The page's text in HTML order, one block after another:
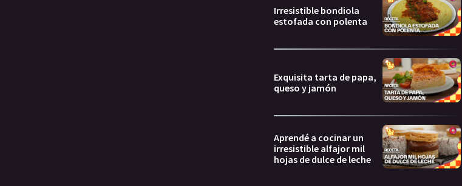
Irresistible bondiola
estofada con polenta
Exquisita tarta de papa,
queso y jamón
Aprendé a cocinar un
irresistible alfajor mil
hojas de dulce de leche